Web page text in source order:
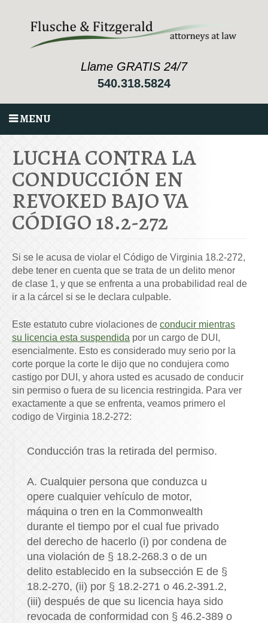
Llame GRATIS 24/7
540.318.5824
MENU
LUCHA CONTRA LA
CONDUCCIÓN EN
REVOKED BAJO VA
CÓDIGO 18.2-272
Si se le acusa de violar el Código de Virginia 18.2-272,
debe tener en cuenta que se trata de un delito menor
de clase 1, y que se enfrenta a una probabilidad real de
ir a la cárcel si se le declara culpable.
Este estatuto cubre violaciones de conducir mientras
su licencia esta suspendida por un cargo de DUI,
esencialmente. Esto es considerado muy serio por la
corte porque la corte le dijo que no condujera como
castigo por DUI, y ahora usted es acusado de conducir
sin permiso o fuera de su licencia restringida. Para ver
exactamente a que se enfrenta, veamos primero el
codigo de Virginia 18.2-272:
Conducción tras la retirada del permiso.
A. Cualquier persona que conduzca u
opere cualquier vehículo de motor,
máquina o tren en la Commonwealth
durante el tiempo por el cual fue privado
del derecho de hacerlo (i) por condena de
una violación de § 18.2-268.3 o de un
delito establecido en la subsección E de §
18.2-270, (ii) por § 18.2-271 o 46.2-391.2,
(iii) después de que su licencia haya sido
revocada de conformidad con § 46.2-389 o